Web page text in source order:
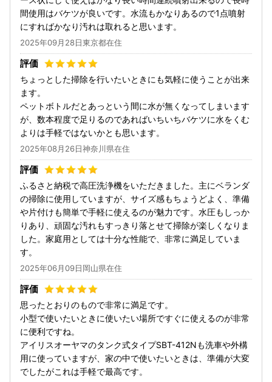
間使用はバケツが良いです。水流もかなりあるので1点噴射
にすればかなり汚れは取れると思います。
2025年09月28日東京都在住
ちょっとした掃除を行いたいときにも気軽に使うことが出来
ます。
ペットボトルだとあっという間に水が無くなってしまいます
が、数本程度で足りるのであればいちいちバケツに水をくむ
よりは手軽ではないかとも思います。
2025年08月26日神奈川県在住
ふるさと納税で高圧洗浄機をいただきました。主にベランダ
の掃除に使用していますが、サイズ感もちょうどよく、準備
や片付けも簡単で手軽に使えるのが魅力です。水圧もしっか
りあり、頑固な汚れもすっきり落とせて掃除が楽しくなりま
した。家庭用としては十分な性能で、非常に満足していま
す。
2025年06月09日岡山県在住
思ったとおりのもので非常に満足です。
小型で使いたいときに使いたい場所ですぐに使えるのが非常
に便利ですね。
アイリスオーヤマのタンク式タイプSBT-412Nも洗車や外構
用に使っていますが、家の中で使いたいときは、準備が大変
でしたがこれは手軽で最高です。